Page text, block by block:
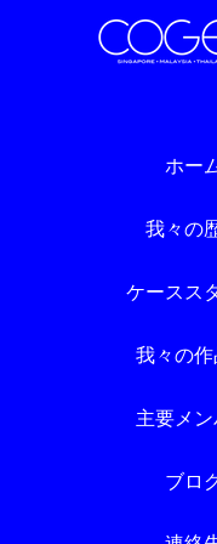
ホー
我々の
ケースス
我々の
主要メ
ブロ